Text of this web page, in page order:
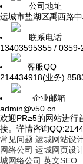
公司地址
运城市盐湖区禹西路
联系电话
13403595355 / 0359-
客服QQ
214434918(业务)
企业邮箱
admin@v50.cn
欢迎PR≥5的网站进行
接。详情咨询
常见问题 运城网站设
网络公司 运城网页设
城网络公司 英文SEO